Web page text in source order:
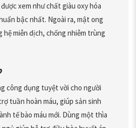
xem như chất giàu oxy hóa
bậc nhất. Ngoài ra, mật ong
hệ miễn dịch, chống nhiễm trùng
công dụng tuyệt vời cho người
tuần hoàn máu, giúp sản sinh
tế bào máu mới. Dùng một thìa